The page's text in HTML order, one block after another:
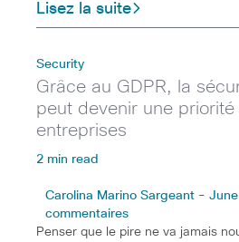
Lisez la suite
Security
Grâce au GDPR, la
peut devenir une priorité
entreprises
2 min read
Carolina Marino Sargeant -
commentaires
Penser que le pire ne va jamais